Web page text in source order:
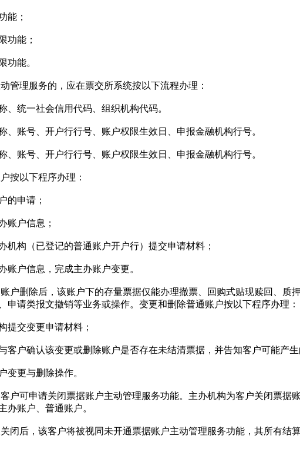
能；
功能；
能。
理服务的，应在票交所系统按以下流程办理：
统一社会信用代码、组织机构代码。
账号、开户行行号、账户权限生效日、申报金融机构行号。
账号、开户行行号、账户权限生效日、申报金融机构行号。
以下程序办理：
申请；
户信息；
构（已登记的普通账户开户行）提交申请材料；
户信息，完成主办账户变更。
删除后，该账户下的存量票据仅能办理撤票、回购式贴现赎回、质
请类报文撤销等业务或操作。变更和删除普通账户按以下程序办理：
交变更申请材料；
户确认该变更或删除账户是否存在未结清票据，并告知客户可能产
更与删除操作。
可申请关闭票据账户主动管理服务功能。主办机构为客户关闭票据
办账户、普通账户。
后，该客户将被视同未开通票据账户主动管理服务功能，其所有结